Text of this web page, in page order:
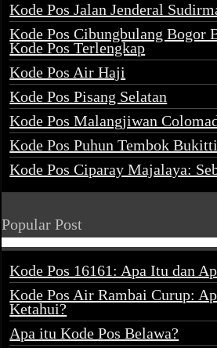
Kode Pos Jalan Jenderal
Kode Pos Cibungbulang Bogor
Kode Pos Terlengkap
Kode Pos Air Haji
Kode Pos Pisang Selatan
Kode Pos Malangjiwan
Kode Pos Puhun Tembok
Kode Pos Ciparay Majalaya:
Popular Post
Kode Pos 16161: Apa Itu dan
Kode Pos Air Rambai Curup:
Ketahui?
Apa itu Kode Pos Belawa?